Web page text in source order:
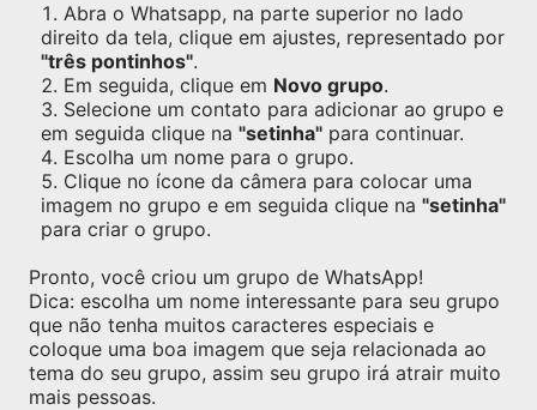
Abra o Whatsapp, na parte superior no lado
direito da tela, clique em ajustes, representado por
"três pontinhos".
Em seguida, clique em Novo grupo.
Selecione um contato para adicionar ao grupo e
em seguida clique na "setinha" para continuar.
Escolha um nome para o grupo.
Clique no ícone da câmera para colocar uma
imagem no grupo e em seguida clique na "setinha"
para criar o grupo.
Pronto, você criou um grupo de WhatsApp!
Dica: escolha um nome interessante para seu grupo
que não tenha muitos caracteres especiais e
coloque uma boa imagem que seja relacionada ao
tema do seu grupo, assim seu grupo irá atrair muito
mais pessoas.